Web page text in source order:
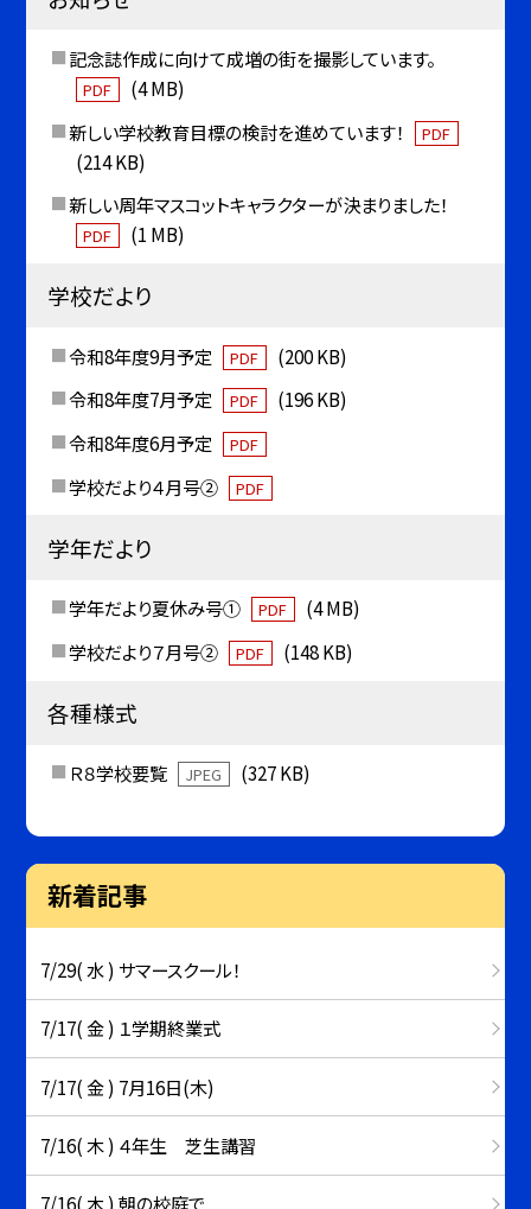
記念誌作成に向けて成増の街を撮影しています。
PDF
(4 MB)
新しい学校教育目標の検討を進めています！
PDF
(214 KB)
新しい周年マスコットキャラクターが決まりました！
PDF (1 MB)
学校だより
令和8年度9月予定 PDF
(200 KB)
令和8年度7月予定
PDF
(196 KB)
令和8年度6月予定
PDF
学校だより４月号② PDF
学年だより
学年だより夏休み号① PDF
(4 MB)
学校だより７月号②
PDF (148 KB)
各種様式
Ｒ８学校要覧 JPEG (327 KB)
新着記事
7/29( 水 ) サマースクール！
7/17( 金 ) １学期終業式
7/17( 金 ) 7月16日(木)
7/16( 木 ) ４年生 芝生講習
7/16( 木 ) 朝の校庭で